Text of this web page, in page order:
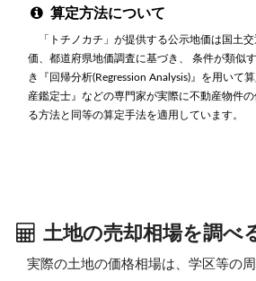
算定方法について
「トチノカチ」が提供する公示地価は国土
価、都道府県地価調査に基づき、 条件が類似
き『回帰分析(Regression Analysis)』を用いて
産鑑定士』などの専門家が実際に不動産物件
る方法と同等の算定手法を適用しています。
土地の売却相場を調べ
実際の土地の価格相場は、学区等の